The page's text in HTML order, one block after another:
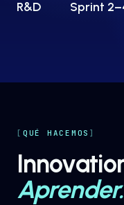
Insights
R&D Sprint
QUÉ HACEMOS